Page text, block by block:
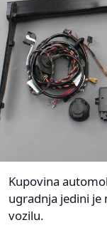
Kupovina
ugradnja jedini je
vozilu.